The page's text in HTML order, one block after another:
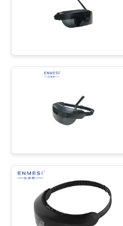
ขอ
ราคา
SHOPPING
ONLINE
แว่นตาอั
โมดูลแส
เล็ก